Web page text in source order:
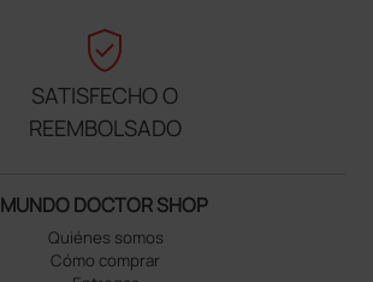
verified_user
SATISFECHO O
REEMBOLSADO
MUNDO DOCTOR SHOP
Quiénes somos
Cómo comprar